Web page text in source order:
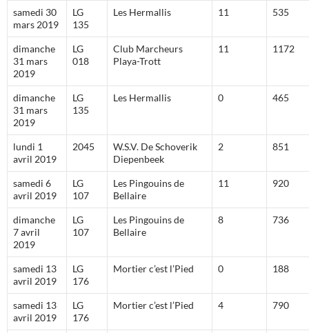
samedi 30
mars 2019
LG
135
Les Hermallis 11 535
dimanche
31 mars
2019
LG
018
Club Marcheurs
Playa-Trott
11 1172
dimanche
31 mars
2019
LG
135
Les Hermallis 0 465
lundi 1
avril 2019
2045
W.S.V. De Schoverik
Diepenbeek
2 851
samedi 6
avril 2019
LG
107
Les Pingouins de
Bellaire
11 920
dimanche
7 avril
2019
LG
107
Les Pingouins de
Bellaire
8 736
samedi 13
avril 2019
LG
176
Mortier c’est l’Pied 0 188
samedi 13
avril 2019
LG
176
Mortier c’est l’Pied 4 790